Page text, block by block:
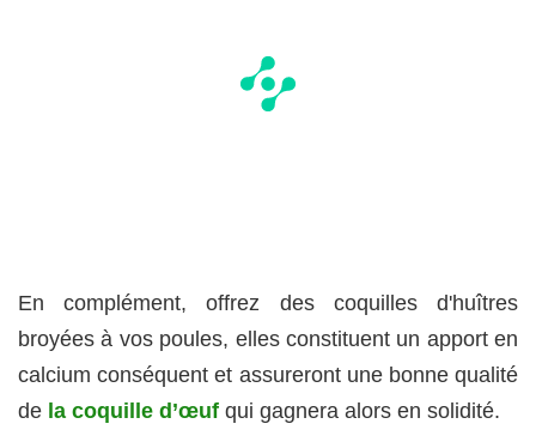
En complément, offrez des coquilles d'huîtres
broyées à vos poules, elles constituent un apport en
calcium conséquent et assureront une bonne qualité
de la coquille d’œuf qui gagnera alors en solidité.